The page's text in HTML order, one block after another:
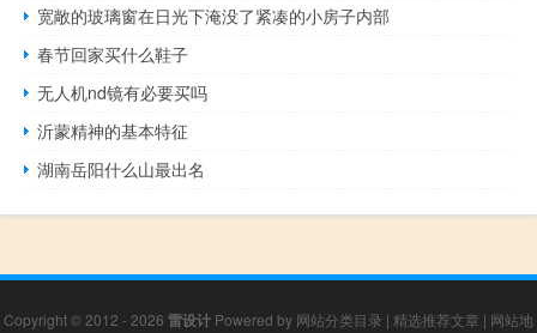
宽敞的玻璃窗在日光下淹没了紧凑的小房子内部
春节回家买什么鞋子
无人机nd镜有必要买吗
沂蒙精神的基本特征
湖南岳阳什么山最出名
Copyright © 2012 - 2026 雷设计 Powered by 网站分类目录 | 精选推荐文章 | 网站地